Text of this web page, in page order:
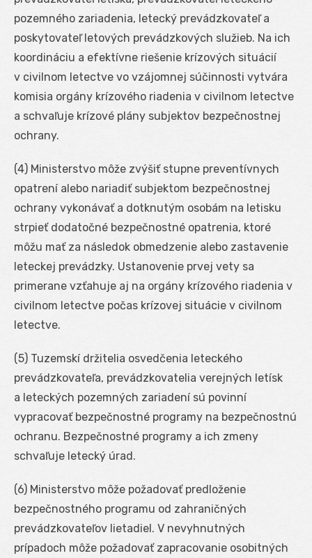
pozemného zariadenia, letecký prevádzkovateľ a
poskytovateľ letových prevádzkových služieb. Na ich
koordináciu a efektívne riešenie krízových situácií
v civilnom letectve vo vzájomnej súčinnosti vytvára
komisia orgány krízového riadenia v civilnom letectve
a schvaľuje krízové plány subjektov bezpečnostnej
ochrany.
(4) Ministerstvo môže zvýšiť stupne preventívnych
opatrení alebo nariadiť subjektom bezpečnostnej
ochrany vykonávať a dotknutým osobám na letisku
strpieť dodatočné bezpečnostné opatrenia, ktoré
môžu mať za následok obmedzenie alebo zastavenie
leteckej prevádzky. Ustanovenie prvej vety sa
primerane vzťahuje aj na orgány krízového riadenia v
civilnom letectve počas krízovej situácie v civilnom
letectve.
(5) Tuzemskí držitelia osvedčenia leteckého
prevádzkovateľa, prevádzkovatelia verejných letísk
a leteckých pozemných zariadení sú povinní
vypracovať bezpečnostné programy na bezpečnostnú
ochranu. Bezpečnostné programy a ich zmeny
schvaľuje letecký úrad.
(6) Ministerstvo môže požadovať predloženie
bezpečnostného programu od zahraničných
prevádzkovateľov lietadiel. V nevyhnutných
prípadoch môže požadovať zapracovanie osobitných